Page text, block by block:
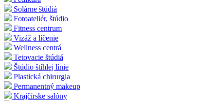
Solárne štúdiá
Fotoateliér, štúdio
Fitness centrum
Vizáž a líčenie
Wellness centrá
Tetovacie štúdiá
Štúdio štíhlej línie
Plastická chirurgia
Permanentný makeup
Krajčírske salóny